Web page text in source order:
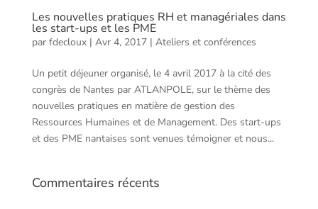
Les nouvelles pratiques RH et managériales dans
les start-ups et les PME
par fdecloux| Avr 4, 2017| Ateliers et conférences
Un petit déjeuner organisé, le 4 avril 2017 à la cité des
congrès de Nantes par ATLANPOLE, sur le thème des
nouvelles pratiques en matière de gestion des
Ressources Humaines et de Management. Des start-ups
et des PME nantaises sont venues témoigner et nous...
Commentaires récents